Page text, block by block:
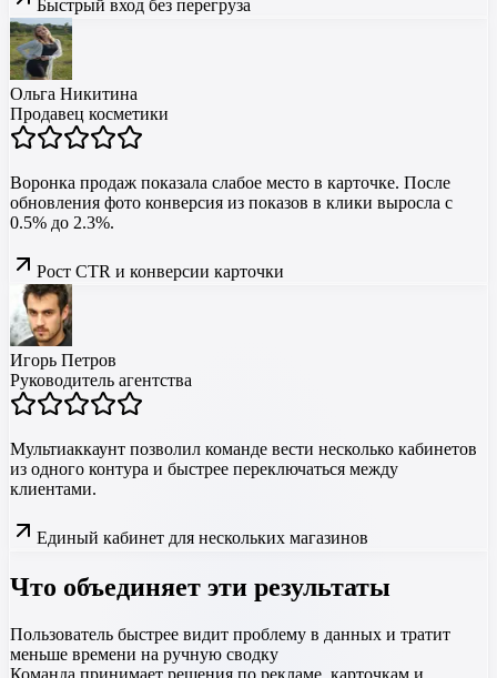
Быстрый вход без перегруза
Ольга Никитина
Продавец косметики
Воронка продаж показала слабое место в карточке. После
обновления фото конверсия из показов в клики выросла с
0.5% до 2.3%.
Рост CTR и конверсии карточки
Игорь Петров
Руководитель агентства
Мультиаккаунт позволил команде вести несколько кабинетов
из одного контура и быстрее переключаться между
клиентами.
Единый кабинет для нескольких магазинов
Что объединяет эти результаты
Пользователь быстрее видит проблему в данных и тратит
меньше времени на ручную сводку
Команда принимает решения по рекламе, карточкам и